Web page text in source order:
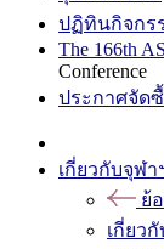
ปฏิทินกิจกร
The 166th
Conference
ประกาศจัด
เกี่ยวกับจุฬา
ย้
เกี่ยว